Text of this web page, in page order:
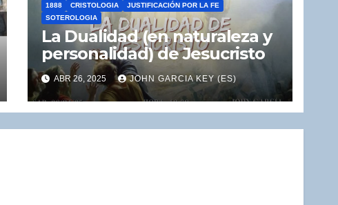
1888 CRISTOLOGIA
JUSTIFICACIÓN POR LA FE
SOTEROLOGIA
La Dualidad (en naturaleza y
personalidad) de Jesucristo
ABR 26, 2025 JOHN GARCIA KEY (ES)